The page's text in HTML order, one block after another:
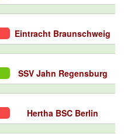
Eintracht Braunschweig
SSV Jahn Regensburg
Hertha BSC Berlin